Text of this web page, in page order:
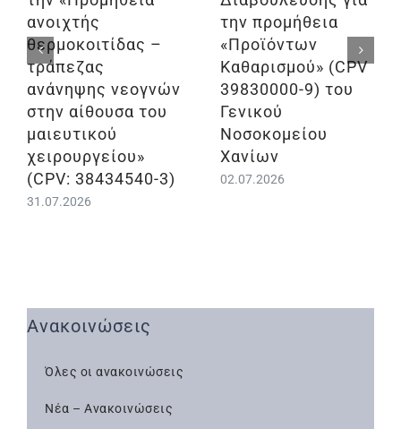
ανοιχτής
θερμοκοιτίδας –
τράπεζας
ανάνηψης νεογνών
στην αίθουσα του
μαιευτικού
χειρουργείου»
(CPV: 38434540-3)
31.07.2026
την προμήθεια
«Προϊόντων
Καθαρισμού» (CPV
39830000-9) του
Γενικού
Νοσοκομείου
Χανίων
02.07.2026
Ανακοινώσεις
Όλες οι ανακοινώσεις
Νέα – Ανακοινώσεις